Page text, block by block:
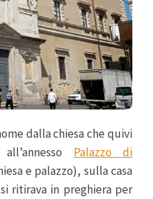
dalla chiesa che quivi
Palazzo di
e palazzo), sulla casa
ritirava in preghiera per